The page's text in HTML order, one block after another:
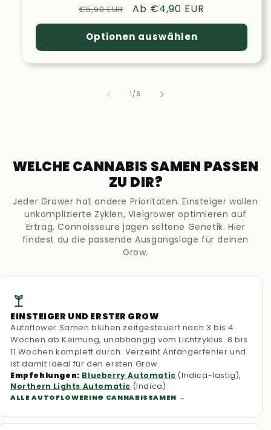
Normaler
Preis
€5,90 EUR Verkaufspreis
Ab €4,90 EUR
Optionen auswählen
1 /von
6
WELCHE CANNABIS SAMEN PASSEN
ZU DIR?
Jeder Grower hat andere Prioritäten. Einsteiger wollen
unkomplizierte Zyklen, Vielgrower optimieren auf
Ertrag, Connoisseure jagen seltene Genetik. Hier
findest du die passende Ausgangslage für deinen
Grow.
EINSTEIGER UND ERSTER GROW
Autoflower Samen blühen zeitgesteuert nach 3 bis 4
Wochen ab Keimung, unabhängig vom Lichtzyklus. 8 bis
11 Wochen komplett durch. Verzeiht Anfängerfehler und
ist damit ideal für den ersten Grow.
Empfehlungen: Blueberry Automatic (Indica-lastig),
Northern Lights Automatic (Indica)
ALLE AUTOFLOWERING CANNABISSAMEN